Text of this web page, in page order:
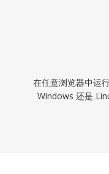
在任意浏览器中运
Windows 还是